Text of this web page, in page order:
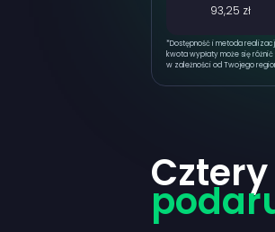
93,25 zł
*Dostępność i metoda
kwota wypłaty może się
w zależności od Twojego